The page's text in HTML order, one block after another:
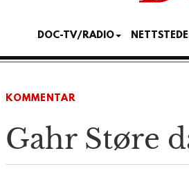
DOC-TV/RADIO
KOMMENTAR
Gahr Støre